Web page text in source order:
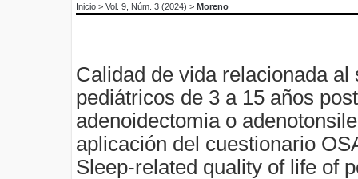
Inicio > Vol. 9, Núm. 3 (2024) > Moreno
Calidad de vida relacionada al
pediátricos de 3 a 15 años
adenoidectomia o
aplicación del cuestionario
Sleep-related quality of life of